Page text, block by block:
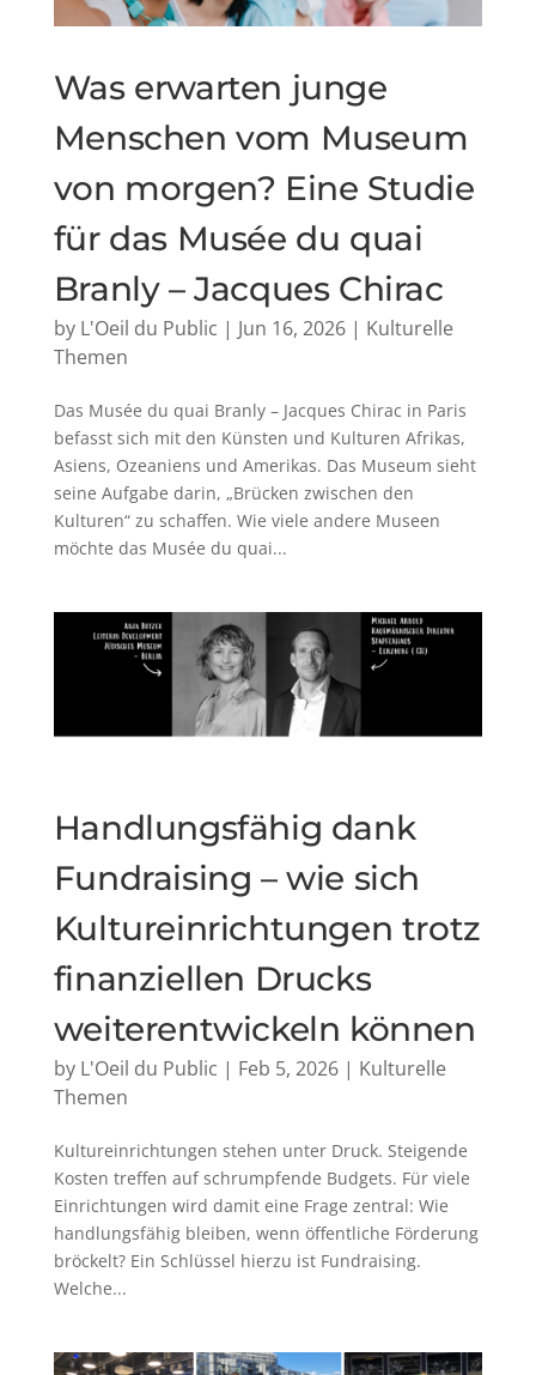
Was erwarten junge
Menschen vom Museum
von morgen? Eine Studie
für das Musée du quai
Branly – Jacques Chirac
by L'Oeil du Public | Jun 16, 2026| Kulturelle
Themen
Das Musée du quai Branly – Jacques Chirac in Paris
befasst sich mit den Künsten und Kulturen Afrikas,
Asiens, Ozeaniens und Amerikas. Das Museum sieht
seine Aufgabe darin, „Brücken zwischen den
Kulturen“ zu schaffen. Wie viele andere Museen
möchte das Musée du quai...
Handlungsfähig dank
Fundraising – wie sich
Kultureinrichtungen trotz
finanziellen Drucks
weiterentwickeln können
by L'Oeil du Public | Feb 5, 2026| Kulturelle
Themen
Kultureinrichtungen stehen unter Druck. Steigende
Kosten treffen auf schrumpfende Budgets. Für viele
Einrichtungen wird damit eine Frage zentral: Wie
handlungsfähig bleiben, wenn öffentliche Förderung
bröckelt? Ein Schlüssel hierzu ist Fundraising.
Welche...